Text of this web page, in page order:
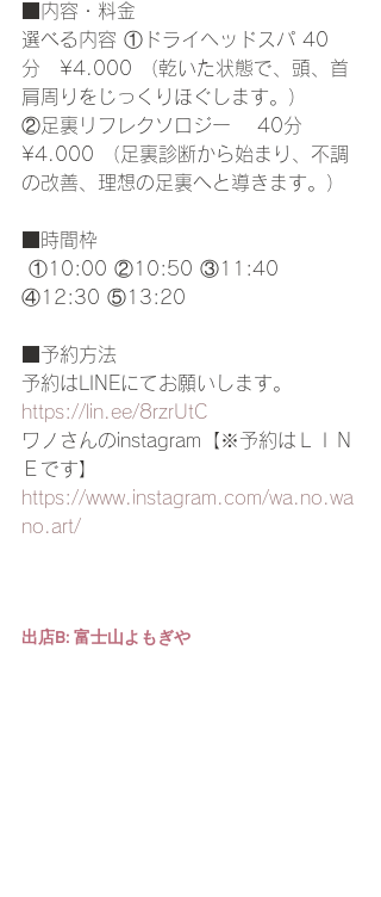
■内容・料金
選べる内容 ①ドライヘッドスパ 40
分　¥4.000 （乾いた状態で、頭、首
肩周りをじっくりほぐします。）
②足裏リフレクソロジー 　40分
¥4.000 （足裏診断から始まり、不調
の改善、理想の足裏へと導きます。）
■時間枠
④12:30 ⑤13:20
■予約方法
予約はLINEにてお願いします。
https://lin.ee/8rzrUtC
ワノさんのinstagram【※予約はＬＩＮ
Ｅです】
https://www.instagram.com/wa.no.wa
no.art/
出店B: 富士山よもぎや